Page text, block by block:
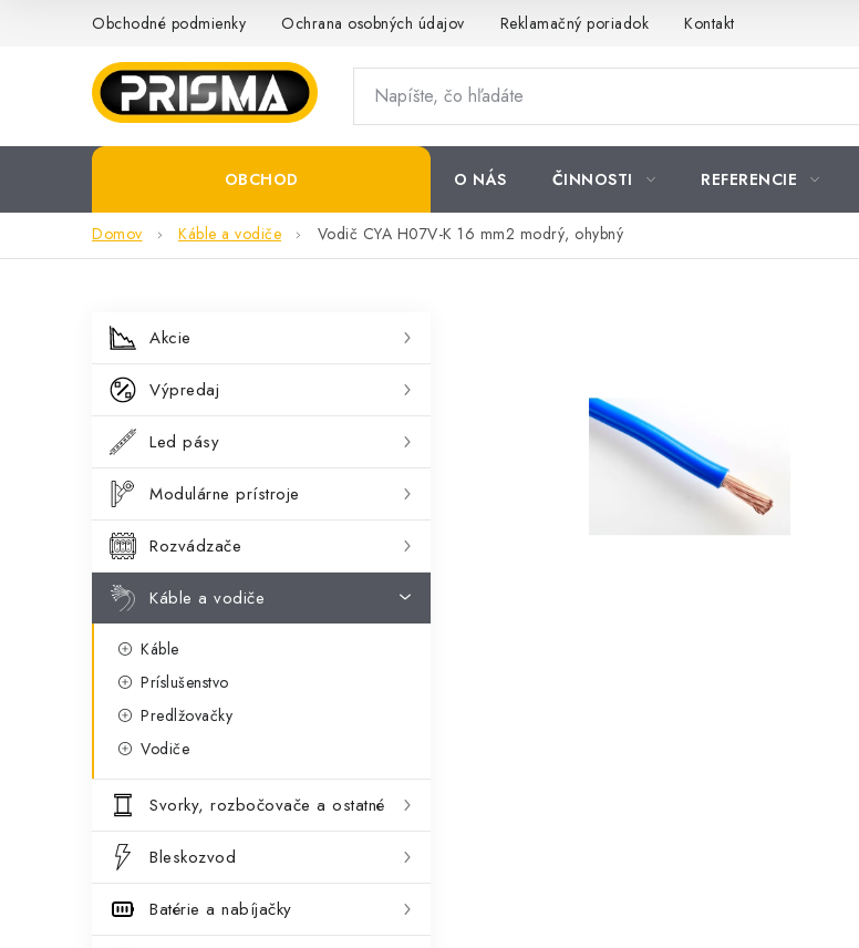
Obchodné podmienky Ochrana osobných údajov Reklamačný poriadok Kontakt
OBCHOD O NÁS ČINNOSTI REFERENCIE
Domov Káble a vodiče Vodič CYA H07V-K 16 mm2 modrý, ohybný
B
o
č
n
p
a
n
Preskočiť
kategórie
K
a
g
ó
i
e
Akcie
Výpredaj
Led pásy
Modulárne prístroje
Rozvádzače
Káble a vodiče
Káble
Príslušenstvo
Predlžovačky
Vodiče
Svorky, rozbočovače a ostatné
Bleskozvod
Batérie a nabíjačky